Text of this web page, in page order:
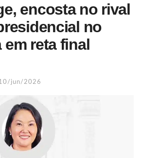
encosta no rival
no
em reta final
jun/2026